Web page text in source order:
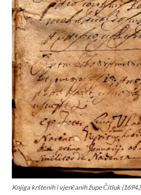
Knjiga krštenih i vjenčanih župe Čitluk (1694.)